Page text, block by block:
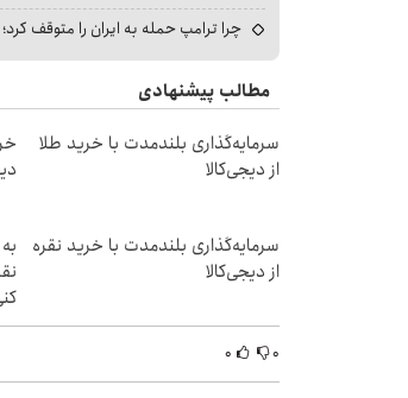
چرا ترامپ حمله به ایران را متوقف
مطالب پیشنهادی
سرمایه‌گذاری بلندمدت با خرید طلا
از دیجی‌کالا
سرمایه‌گذاری بلندمدت با خرید نقره
از دیجی‌کالا
۰ ۰